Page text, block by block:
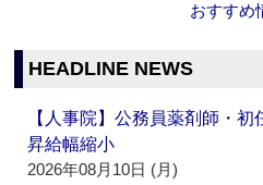
おすすめ
HEADLINE NEWS
【人事院】公務員薬剤師・
昇給幅縮小
2026年08月10日 (月)